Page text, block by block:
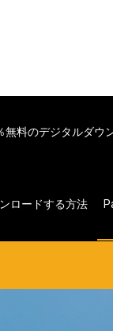
無料のデジタルダウ
ロードする方法